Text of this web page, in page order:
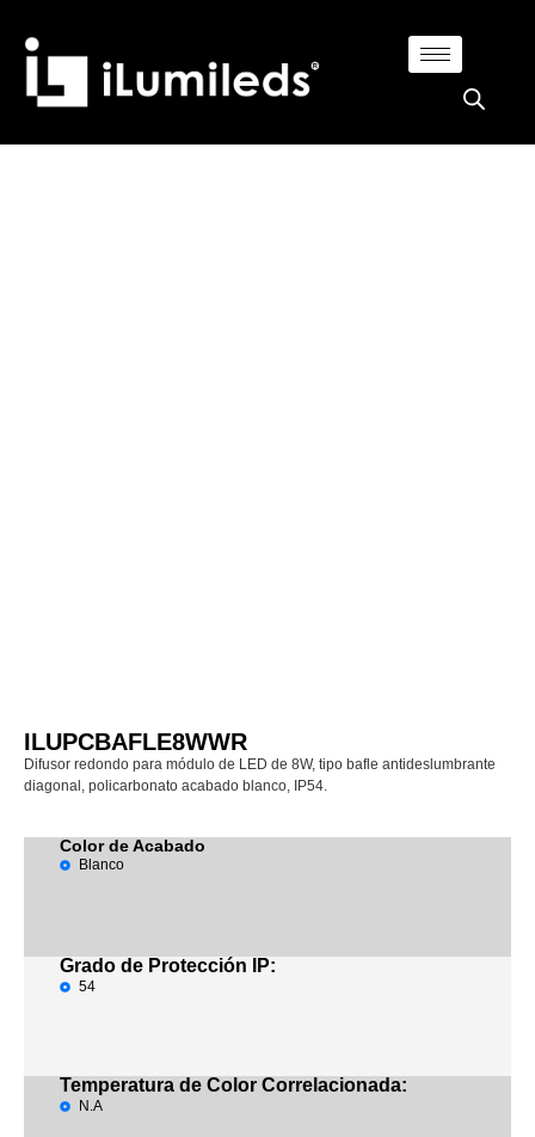
ILUPCBAFLE8WWR
Difusor redondo para módulo de LED de 8W, tipo bafle antideslumbrante
diagonal, policarbonato acabado blanco, IP54.
Color de Acabado
Blanco
Grado de Protección IP:
54
Temperatura de Color Correlacionada:
N.A